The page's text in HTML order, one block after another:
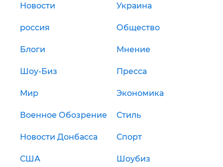
Новости Украина
россия Общество
Блоги Мнение
Шоу-Биз Пресса
Мир Экономика
Военное Обозрение Стиль
Новости Донбасса Спорт
США Шоубиз